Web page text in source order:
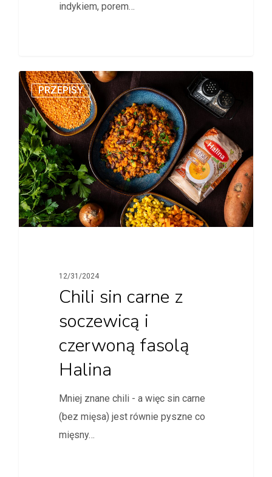
indykiem, porem…
PRZEPISY
12/31/2024
Chili sin carne z
soczewicą i
czerwoną fasolą
Halina
Mniej znane chili - a więc sin carne
(bez mięsa) jest równie pyszne co
mięsny…